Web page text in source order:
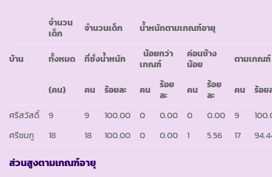
จำนวน
เด็ก
จำนวนเด็ก น้ำหนักตามเกณฑ์อายุ
บ้าน ทั้งหมด ที่ชั่งน้ำหนัก
น้อยกว่า
เกณฑ์
ค่อนข้าง
น้อย
ตามเกณฑ์
(คน) คน ร้อยละ คน
ร้อย
ละ
คน
ร้อย
ละ
คน
ร้อย
ศรีสวัสดิ์
9 9 100.00 0 0.00 0 0.00 9
ศรีชมภู
18 18 100.00 0 0.00 1 5.56 17
ส่วนสูงตามเกณฑ์อายุ